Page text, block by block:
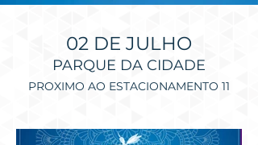
02 DE JULHO
PARQUE DA CIDADE
PROXIMO AO ESTACIONAMENTO 11